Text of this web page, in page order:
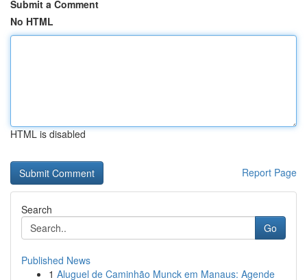
Submit a Comment
No HTML
HTML is disabled
Report Page
Search
Go
Published News
1 Aluguel de Caminhão Munck em Manaus: Agende